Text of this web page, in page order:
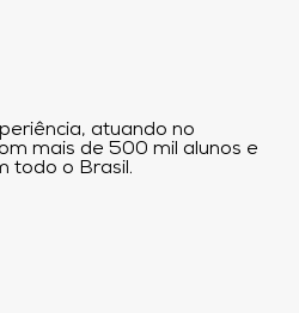
atuando no
mais de 500 mil alunos e
todo o Brasil.